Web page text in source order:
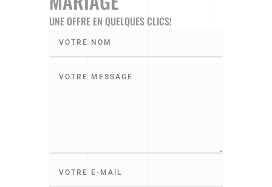
UNE OFFRE EN QUELQUES CLICS!